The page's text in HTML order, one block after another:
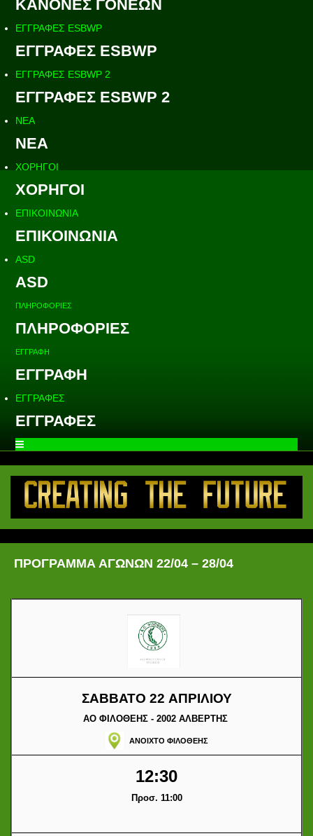
ΚΑΝΟΝΕΣ ΓΟΝΕΩΝ
ΕΓΓΡΑΦΕΣ ESBWP
ΕΓΓΡΑΦΕΣ ESBWP
ΕΓΓΡΑΦΕΣ ESBWP 2
ΕΓΓΡΑΦΕΣ ESBWP 2
ΝΕΑ
ΝΕΑ
ΧΟΡΗΓΟΙ
ΧΟΡΗΓΟΙ
ΕΠΙΚΟΙΝΩΝΙΑ
ΕΠΙΚΟΙΝΩΝΙΑ
ASD
ASD
ΠΛΗΡΟΦΟΡΙΕΣ
ΠΛΗΡΟΦΟΡΙΕΣ
ΕΓΓΡΑΦΗ
ΕΓΓΡΑΦΗ
ΕΓΓΡΑΦΕΣ
ΕΓΓΡΑΦΕΣ
ΠΡΟΓΡΑΜΜΑ ΑΓΩΝΩΝ 22/04 – 28/04
ΣΑΒΒΑΤΟ 22 ΑΠΡΙΛΙΟΥ
ΑΟ ΦΙΛΟΘΕΗΣ - 2002 ΑΛΒΕΡΤΗΣ
ΑΝΟΙΧΤΟ ΦΙΛΟΘΕΗΣ
12:30
Προσ. 11:00